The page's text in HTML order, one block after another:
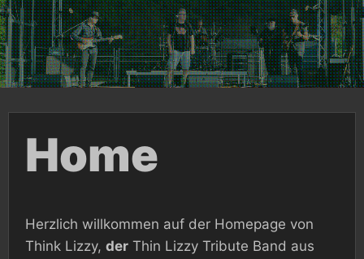
Home
Herzlich willkommen auf der Homepage von
Think Lizzy, der Thin Lizzy Tribute Band aus